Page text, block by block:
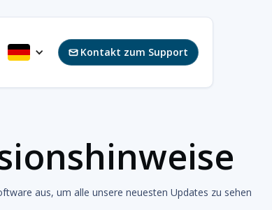
Kontakt zum Support
aus, um alle unsere neuesten Updates zu sehen